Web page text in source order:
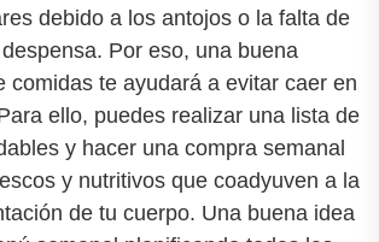
debido a los antojos o la falta de
Por eso, una buena
comidas te ayudará a evitar caer en
ello, puedes realizar una lista de
y hacer una compra semanal
y nutritivos que coadyuven a la
de tu cuerpo. Una buena idea